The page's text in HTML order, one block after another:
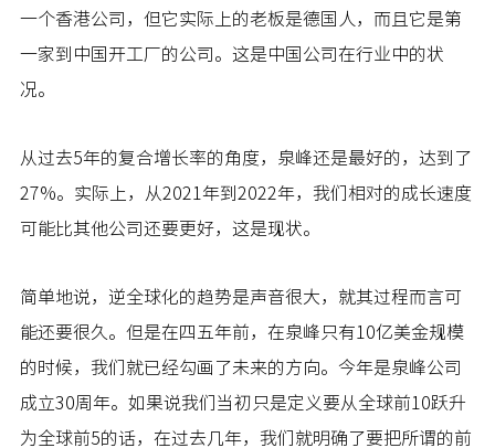
一个香港公司，但它实际上的老板是德国人，而且它是第
一家到中国开工厂的公司。这是中国公司在行业中的状
况。
从过去5年的复合增长率的角度，泉峰还是最好的，达到了
27%。实际上，从2021年到2022年，我们相对的成长速度
可能比其他公司还要更好，这是现状。
简单地说，逆全球化的趋势是声音很大，就其过程而言可
能还要很久。但是在四五年前，在泉峰只有10亿美金规模
的时候，我们就已经勾画了未来的方向。今年是泉峰公司
成立30周年。如果说我们当初只是定义要从全球前10跃升
为全球前5的话，在过去几年，我们就明确了要把所谓的前